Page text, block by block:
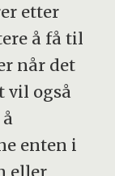
etter
å få til
når det
vil også
enten i
eller